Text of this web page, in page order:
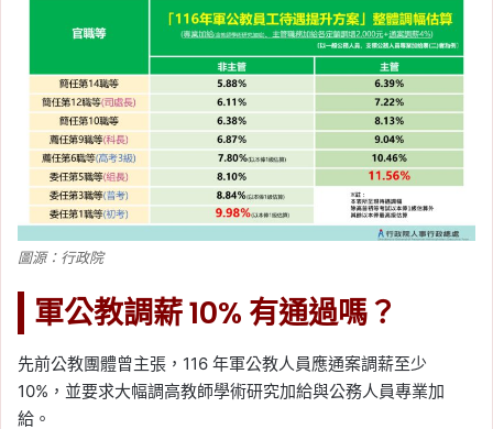
圖源：行政院
軍公教調薪 10% 有通過嗎？
先前公教團體曾主張，116 年軍公教人員應通案調薪至少
10%，並要求大幅調高教師學術研究加給與公務人員專業加
給。